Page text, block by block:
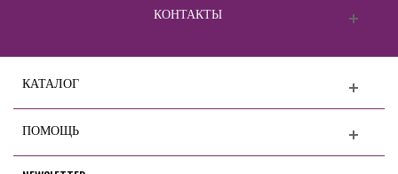
КОНТАКТЫ
КАТАЛОГ
ПОМОЩЬ